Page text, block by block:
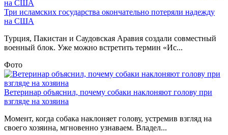
Три исламских государства окончательно потеряли надежду
на США
Турция, Пакистан и Саудовская Аравия создали совместный
военный блок. Уже можно встретить термин «Ис...
Фото
Ветеринар объяснил, почему собаки наклоняют голову при
взгляде на хозяина
Момент, когда собака наклоняет голову, устремив взгляд на
своего хозяина, мгновенно узнаваем. Владел...